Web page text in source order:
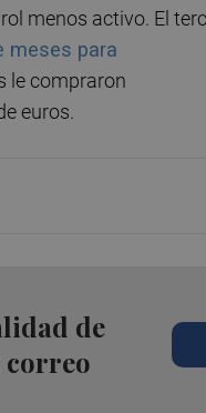
menos activo. El
meses para
le compraron
euros.
de
correo